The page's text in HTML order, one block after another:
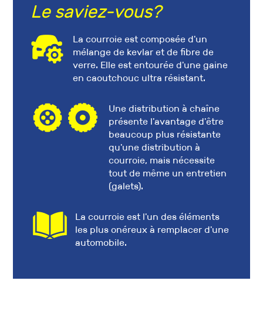
Le saviez-vous?
La courroie est composée d'un
mélange de kevlar et de fibre de
verre. Elle est entourée d'une gaine
en caoutchouc ultra résistant.
Une distribution à chaîne
présente l'avantage d'être
beaucoup plus résistante
qu'une distribution à
courroie, mais nécessite
tout de même un entretien
(galets).
La courroie est l'un des éléments
les plus onéreux à remplacer d'une
automobile.